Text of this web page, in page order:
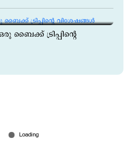
ട്രിപ്പിന്‍റെ